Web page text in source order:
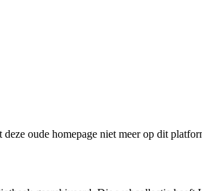
oude homepage niet meer op dit